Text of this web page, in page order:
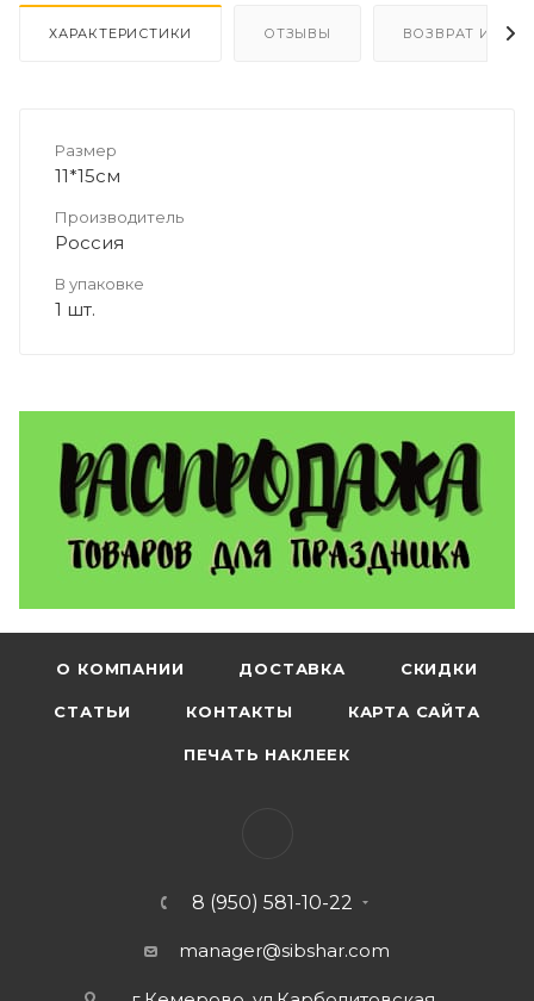
ХАРАКТЕРИСТИКИ ОТЗЫВЫ ВОЗВРАТ И
Размер
11*15см
Производитель
Россия
В упаковке
1 шт.
О КОМПАНИИ ДОСТАВКА СКИДКИ
СТАТЬИ КОНТАКТЫ КАРТА САЙТА
ПЕЧАТЬ НАКЛЕЕК
8 (950) 581-10-22
manager@sibshar.com